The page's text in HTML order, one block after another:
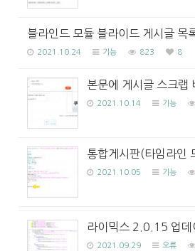
블라인드 모듈 블라이드 게시글 목
2021.10.24 기능 823 8
본문에 게시글 스크랩
2021.10.14 기능
통합게시판(타임라인
2021.10.05 기능
라이믹스 2.0.15 업데
2021.09.29 오류